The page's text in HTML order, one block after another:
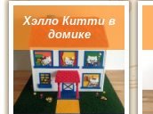
Хэлло Китти в
домике